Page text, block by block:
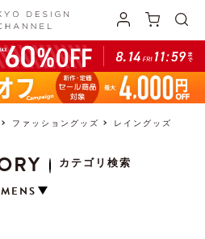
ファッショングッズ レイングッズ
カテゴリ検索
MENS